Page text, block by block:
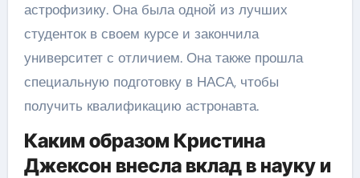
астрофизику. Она была одной из лучших
студенток в своем курсе и закончила
университет с отличием. Она также прошла
специальную подготовку в НАСА, чтобы
получить квалификацию астронавта.
Каким образом Кристина
Джексон внесла вклад в науку и